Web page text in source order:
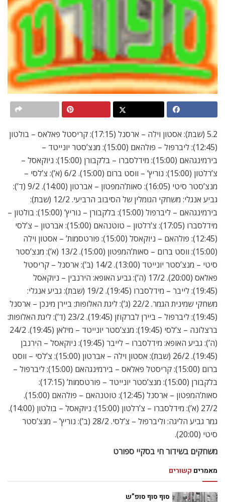
5.2 (שבת): אסטון וילה – ארסנל (17:15): קריסטל פאלאס – בולטון
(12:45): ליברפול – פולהאם (15:00): מנצ’סטר יונייטד –
בירמינגהאם (15:00): מידלסברו – בלקבורן (15:00): ניוקאסל –
צ’רלטון (15:00): נוריץ’ – ווסט ברום (15:00). 6/2 (א’): צ’לסי –
מנצ’סטר סיטי (16:05): סאות’המפטון – אברטון (14:00). 9/2 (ד’):
גביע אנגלי: משחקי הגומלין של הסיבוב הרביעי. 12/2 (שבת):
בירמינגהאם – ליברפול (15:00): בלקבורן – נוריץ’ (15:00): בולטון –
מידלסברו (17:05): צ’רלטון – טוטנהאם (15:00): אברטון – צ’לסי
(12:45): פולהאם – ניוקאסל (15:00): פורטסמות’ – אסטון וילה
(15:00): ווסט ברום – סאות’המפטון (15:00). 13/2 (א’): מנצ’סטר
סיטי – מנצ’סטר יונייטד (13:00). 14/2 (ב’): ארסנל – קריסטל
פאלאס (20:00). 17/2 (ה’): גביע האופא: הירנבין – ניוקאסל
(19:45): לייבר – מידלסברו (19:45). 19/2 (שבת): גביע אנגלי:
משחקי שמינית הגמר. 22/2 (ג’): ליגת האלופות: ביירן מינכן – ארסנל
(19:45): ליברפול – ביירן לברקוזן (19:45). 23/2 (ד’): ליגת האלופות:
ברצלונה – צ’לסי (19:45): מנצ’סטר יונייטד – מילאן (19:45). 24/2
(ה’): גביע האופא: מידלסברו – לייבר (19:45): ניוקאסל – הירנבן
(19:45). 26/2 (שבת): אסטון וילה – אברטון (15:00): צ’לסי – ווסט
ברום (15:00): קריסטל פאלאס – בירמינגהאם (15:00): ליברפול –
בלקבורן (15:00): מנצ’סטר יונייטד – פורטסמות’ (17:15):
סאות’המפטון – ארסנל (12:45): טוטנהאם – פולהאם (15:00).
27/2 (א’): מידלסברו – צ’רלטון (15:00): ניוקאסל – בולטון (14:00).
גמר גביע הליגה: וליברפול – צ’לסי. 28/2 (ב’): נוריץ’ – מנצ’סטר
סיטי (20:00).
משחקים בשידור חי בסקיי ספורט
מאמרים קשורים
סוף סוף סופ”ש